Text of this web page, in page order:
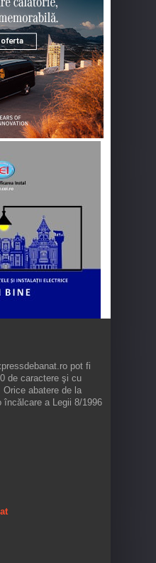
pot fi
de caractere şi cu
abatere de la
încălcare a Legii 8/1996